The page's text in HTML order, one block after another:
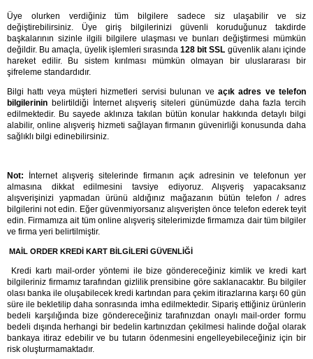
Üye olurken verdiğiniz tüm bilgilere sadece siz ulaşabilir ve siz
değiştirebilirsiniz. Üye giriş bilgilerinizi güvenli koruduğunuz takdirde
başkalarının sizinle ilgili bilgilere ulaşması ve bunları değiştirmesi mümkün
değildir. Bu amaçla, üyelik işlemleri sırasında 128 bit SSL güvenlik alanı içinde
hareket edilir. Bu sistem kırılması mümkün olmayan bir uluslararası bir
şifreleme standardıdır.
Bilgi hattı veya müşteri hizmetleri servisi bulunan ve açık adres ve telefon
bilgilerinin belirtildiği İnternet alışveriş siteleri günümüzde daha fazla tercih
edilmektedir. Bu sayede aklınıza takılan bütün konular hakkında detaylı bilgi
alabilir, online alışveriş hizmeti sağlayan firmanın güvenirliği konusunda daha
sağlıklı bilgi edinebilirsiniz.
Not:
İnternet alışveriş sitelerinde firmanın açık adresinin ve telefonun yer
almasına dikkat edilmesini tavsiye ediyoruz. Alışveriş yapacaksanız
alışverişinizi yapmadan ürünü aldığınız mağazanın bütün telefon / adres
bilgilerini not edin. Eğer güvenmiyorsanız alışverişten önce telefon ederek teyit
edin. Firmamıza ait tüm online alışveriş sitelerimizde firmamıza dair tüm bilgiler
ve firma yeri belirtilmiştir.
MAİL ORDER KREDİ KART BİLGİLERİ GÜVENLİĞİ
Kredi kartı mail-order yöntemi ile bize göndereceğiniz kimlik ve kredi kart
bilgileriniz firmamız tarafından gizlilik prensibine göre saklanacaktır. Bu bilgiler
olası banka ile oluşabilecek kredi kartından para çekim itirazlarına karşı 60 gün
süre ile bekletilip daha sonrasında imha edilmektedir. Sipariş ettiğiniz ürünlerin
bedeli karşılığında bize göndereceğiniz tarafınızdan onaylı mail-order formu
bedeli dışında herhangi bir bedelin kartınızdan çekilmesi halinde doğal olarak
bankaya itiraz edebilir ve bu tutarın ödenmesini engelleyebileceğiniz için bir
risk oluşturmamaktadır.